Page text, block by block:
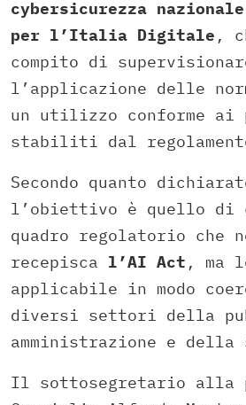
cybersicurezza
per l’Italia Digitale ,
compito di
l’applicazione delle
un utilizzo conforme ai
stabiliti dal
Secondo quanto
l’obiettivo è quello di
quadro regolatorio che
recepisca l’AI Act , ma
applicabile in modo
diversi settori della
amministrazione e della
Il sottosegretario alla